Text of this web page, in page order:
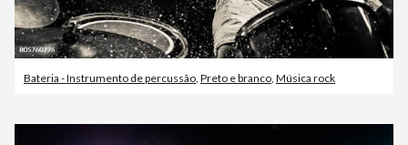
Bateria - Instrumento de percussão Preto e branco Música rock